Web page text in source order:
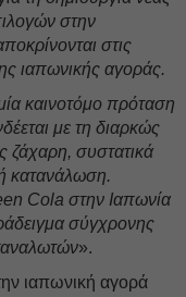
στην
στις
ιαπωνικής αγοράς.
καινοτόμο πρόταση
με τη διαρκώς
ζάχαρη, συστατικά
κατανάλωση.
Cola στην Ιαπωνία
σύγχρονης
».
ιαπωνική αγορά